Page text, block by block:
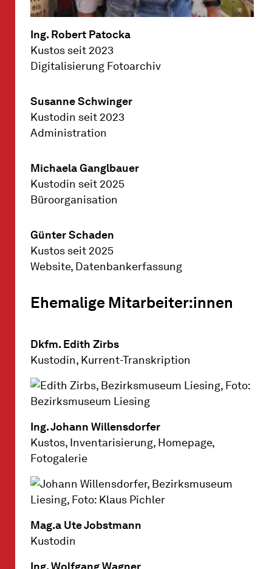
Ing. Robert Patocka
Kustos seit 2023
Digitalisierung Fotoarchiv
Susanne Schwinger
Kustodin seit 2023
Administration
Michaela Ganglbauer
Kustodin seit 2025
Büroorganisation
Günter Schaden
Kustos seit 2025
Website, Datenbankerfassung
Ehemalige Mitarbeiter:innen
Dkfm. Edith Zirbs
Kustodin, Kurrent-Transkription
Ing. Johann Willensdorfer
Kustos, Inventarisierung, Homepage,
Fotogalerie
Mag.a Ute Jobstmann
Kustodin
Ing. Wolfgang Wagner